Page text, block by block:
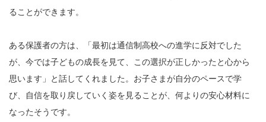
ることができます。
ある保護者の方は、「最初は通信制高校への進学に反対でした
が、今では子どもの成長を見て、この選択が正しかったと心から
思います」と話してくれました。お子さまが自分のペースで学
び、自信を取り戻していく姿を見ることが、何よりの安心材料に
なったそうです。